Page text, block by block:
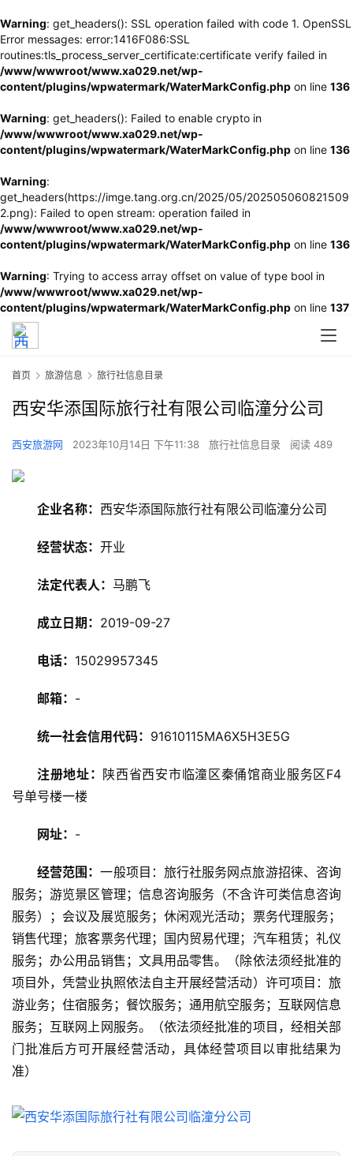
Warning: get_headers(): SSL operation failed with code 1. OpenSSL
Error messages: error:1416F086:SSL
routines:tls_process_server_certificate:certificate verify failed in
/www/wwwroot/www.xa029.net/wp-
content/plugins/wpwatermark/WaterMarkConfig.php on line 136
Warning: get_headers(): Failed to enable crypto in
/www/wwwroot/www.xa029.net/wp-
content/plugins/wpwatermark/WaterMarkConfig.php on line 136
Warning:
get_headers(https://imge.tang.org.cn/2025/05/202505060821509
2.png): Failed to open stream: operation failed in
/www/wwwroot/www.xa029.net/wp-
content/plugins/wpwatermark/WaterMarkConfig.php on line 136
Warning: Trying to access array offset on value of type bool in
/www/wwwroot/www.xa029.net/wp-
content/plugins/wpwatermark/WaterMarkConfig.php on line 137
略
产
热
门
景
点
旅
游
息
登录 注册
首页 旅游信息 旅行社信息目录
西安华添国际旅行社有限公司临潼分公司
西安旅游网 2023年10月14日 下午11:38 旅行社信息目录 阅读 489
企业名称： 西安华添国际旅行社有限公司临潼分公司
经营状态： 开业
法定代表人： 马鹏飞
成立日期： 2019-09-27
电话： 15029957345
邮箱： -
统一社会信用代码： 91610115MA6X5H3E5G
注册地址： 陕西省西安市临潼区秦俑馆商业服务区F4
号单号楼一楼
网址： -
经营范围：一般项目：旅行社服务网点旅游招徕、咨询
服务；游览景区管理；信息咨询服务（不含许可类信息咨询
服务）；会议及展览服务；休闲观光活动；票务代理服务；
销售代理；旅客票务代理；国内贸易代理；汽车租赁；礼仪
服务；办公用品销售；文具用品零售。（除依法须经批准的
项目外，凭营业执照依法自主开展经营活动）许可项目：旅
游业务；住宿服务；餐饮服务；通用航空服务；互联网信息
服务；互联网上网服务。（依法须经批准的项目，经相关部
门批准后方可开展经营活动，具体经营项目以审批结果为
准）